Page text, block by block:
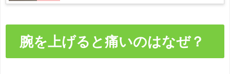
腕を上げると痛いのはなぜ？